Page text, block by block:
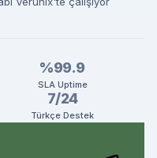
%99.9
SLA Uptime
7/24
Türkçe Destek